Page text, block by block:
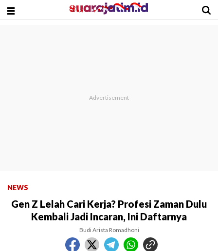
NEWS
Gen Z Lelah Cari Kerja? Profesi Zaman Dulu
Kembali Jadi Incaran, Ini Daftarnya
Budi Arista Romadhoni